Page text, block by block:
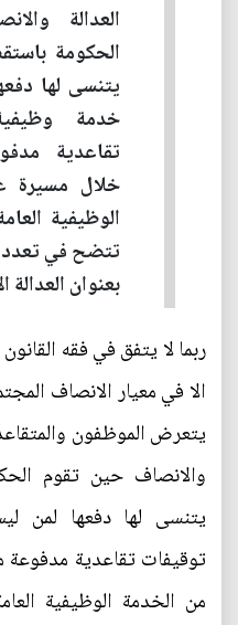
العدالة
الحكومة
يتنسى لها
خدمة
تقاعدية
خلال مسيرة
الوظيفية
تتضح في تعدد
بعنوان العدالة
ربما لا يتفق في فقه
الا في معيار الانصاف
يتعرض الموظفون
والانصاف حين تقوم
يتنسى لها دفعها لمن
توقيفات تقاعدية
من الخدمة الوظيفية